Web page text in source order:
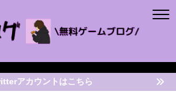
アカウントはこちら